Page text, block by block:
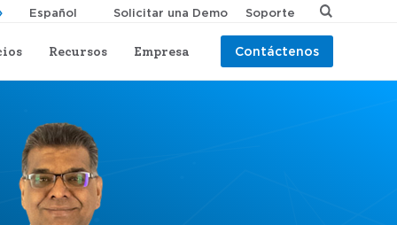
Recursos Empresa Contáctenos
Solicitar una Demo Soporte